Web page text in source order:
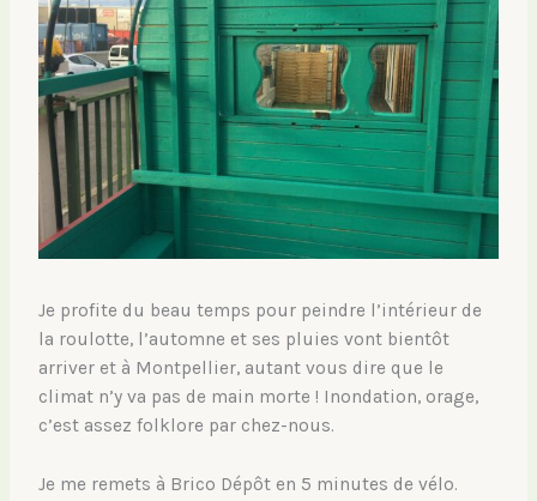
Je profite du beau temps pour peindre l’intérieur de
la roulotte, l’automne et ses pluies vont bientôt
arriver et à Montpellier, autant vous dire que le
climat n’y va pas de main morte ! Inondation, orage,
c’est assez folklore par chez-nous.
Je me remets à Brico Dépôt en 5 minutes de vélo.